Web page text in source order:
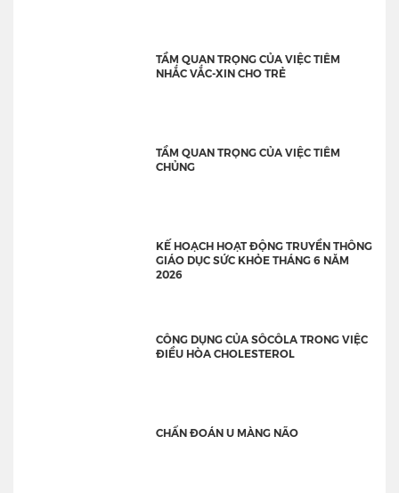
TẦM QUAN TRỌNG CỦA VIỆC TIÊM
NHẮC VẮC-XIN CHO TRẺ
TẦM QUAN TRỌNG CỦA VIỆC TIÊM
CHỦNG
KẾ HOẠCH HOẠT ĐỘNG TRUYỀN THÔNG
GIÁO DỤC SỨC KHỎE THÁNG 6 NĂM
2026
CÔNG DỤNG CỦA SÔCÔLA TRONG VIỆC
ĐIỀU HÒA CHOLESTEROL
CHẨN ĐOÁN U MÀNG NÃO